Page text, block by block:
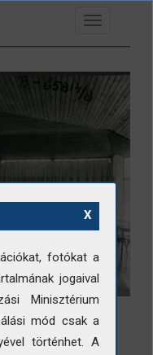
Toggle
navigation
X
fotókat a
jogaival
Minisztérium
mód csak a
történhet. A